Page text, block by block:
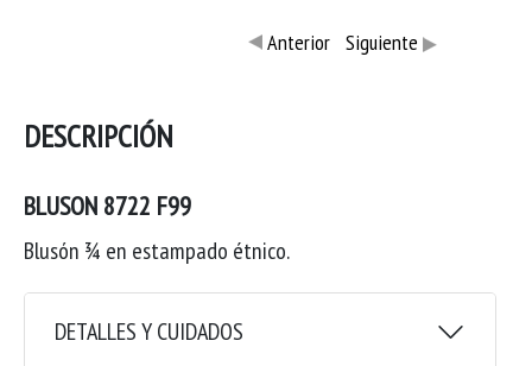
Anterior Siguiente
DESCRIPCIÓN
BLUSON 8722 F99
Blusón ¾ en estampado étnico.
DETALLES Y CUIDADOS